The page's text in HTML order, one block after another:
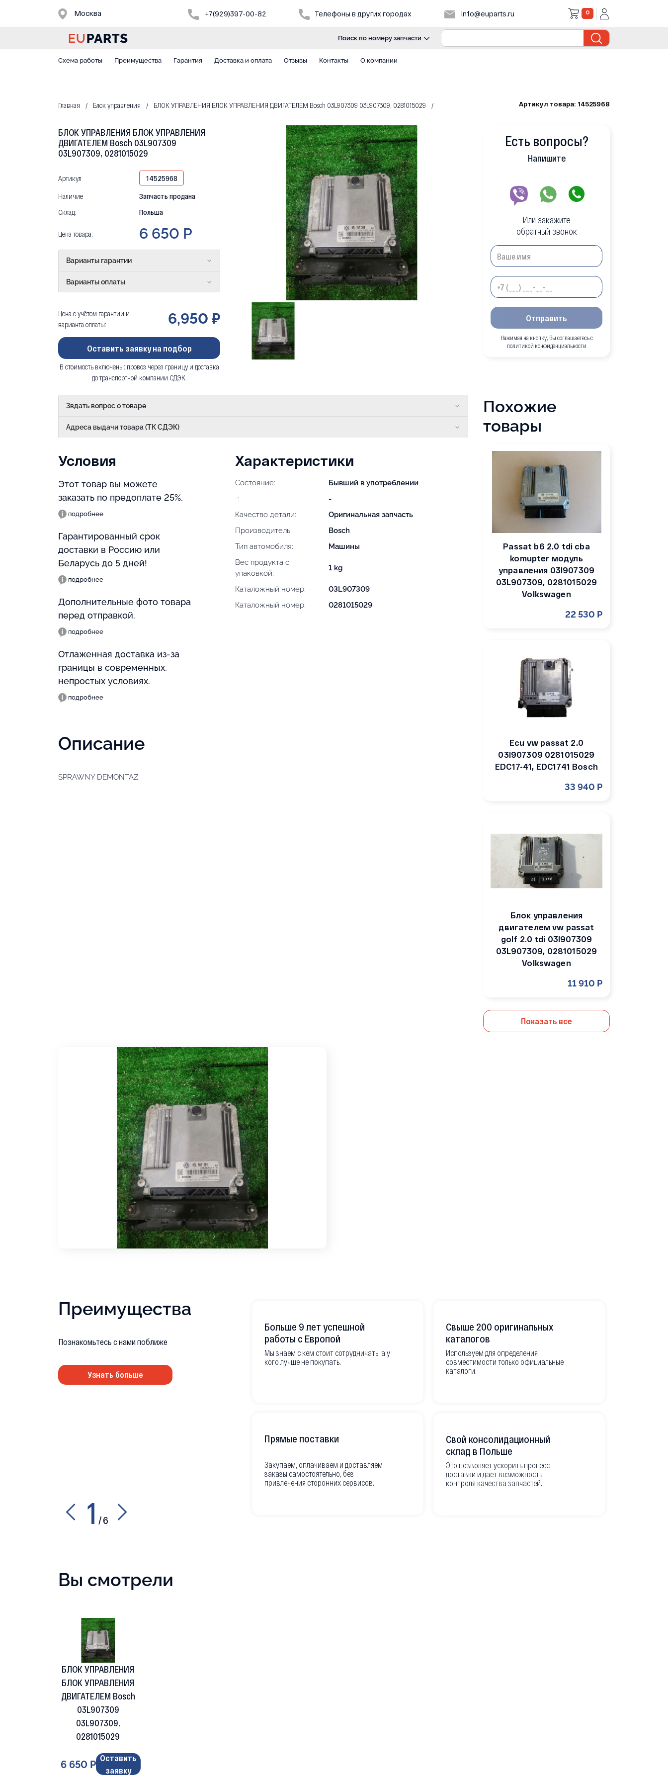
Москва +7(929)397-00-82 Телефоны в других городах info@euparts.ru 0
Поиск по номеру запчасти
Схема работы Преимущества Гарантия Доставка и оплата Отзывы Контакты О компании
Главная Блок управления БЛОК УПРАВЛЕНИЯ БЛОК УПРАВЛЕНИЯ ДВИГАТЕЛЕМ Bosch 03L907309 03L907309, 0281015029 Артикул товара: 14525968
БЛОК УПРАВЛЕНИЯ БЛОК УПРАВЛЕНИЯ
ДВИГАТЕЛЕМ Bosch 03L907309
03L907309, 0281015029
Артикул
14525968
Наличие
Запчасть продана
Склад:
Польша
Цена товара: 6 650 Р
Варианты гарантии
Варианты оплаты
Цена с учётом гарантии и
варианта оплаты:
6,950 ₽
Оставить заявку на подбор
В стоимость включены: провоз через границу и доставка
до транспортной компании СДЭК.
Звдать вопрос о товаре
Адреса выдачи товара (ТК СДЭК)
Условия
Этот товар вы можете
заказать по предоплате 25%.
подробнее
Гарантированный срок
доставки в Россию или
Беларусь до 5 дней!
подробнее
Дополнительные фото товара
перед отправкой.
подробнее
Отлаженная доставка из-за
границы в современных,
непростых условиях.
подробнее
Характеристики
Состояние:
Бывший в употреблении
-:
-
Качество детали:
Оригинальная запчасть
Производитель:
Bosch
Тип автомобиля:
Машины
Вес продукта с
упаковкой:
1 kg
Каталожный номер:
03L907309
Каталожный номер:
0281015029
Описание
SPRAWNY DEMONTAŻ.
Есть вопросы?
Напишите
Или закажите
обратный звонок
Отправить
Нажимая на кнопку, Вы соглашаетесь с
политикой конфиденциальности
Похожие
товары
Passat b6 2.0 tdi cba
komupter модуль
управления 03l907309
03L907309, 0281015029
Volkswagen
22 530 Р
Ecu vw passat 2.0
03l907309 0281015029
EDC17-41, EDC1741 Bosch
33 940 Р
Блок управления
двигателем vw passat
golf 2.0 tdi 03l907309
03L907309, 0281015029
Volkswagen
11 910 Р
Показать все
Преимущества
Познакомьтесь с нами поближе
Узнать больше
1 /6
Больше 9 лет успешной
работы с Европой
Мы знаем с кем стоит сотрудничать, а у
кого лучше не покупать.
Прямые поставки
Закупаем, оплачиваем и доставляем
заказы самостоятельно, без
привлечения сторонних сервисов.
Свыше 200 оригинальных
каталогов
Используем для определения
совместимости только официальные
каталоги.
Свой консолидационный
склад в Польше
Это позволяет ускорить процесс
доставки и дает возможность
контроля качества запчастей.
Вы смотрели
БЛОК УПРАВЛЕНИЯ
БЛОК УПРАВЛЕНИЯ
ДВИГАТЕЛЕМ Bosch
03L907309
03L907309,
0281015029
6 650 Р
Оставить
заявку